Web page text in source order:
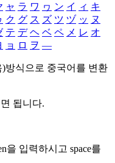
ャ ラ ワ ヮ ン イ ィ キ
ク グ ス ズ ツ ヅ ッ ヌ
テ デ ヘ ベ ペ メ レ オ
ョ ロ ヲ ―
방식으로 중국어를 변환
됩니다.
을 입력하시고 space를